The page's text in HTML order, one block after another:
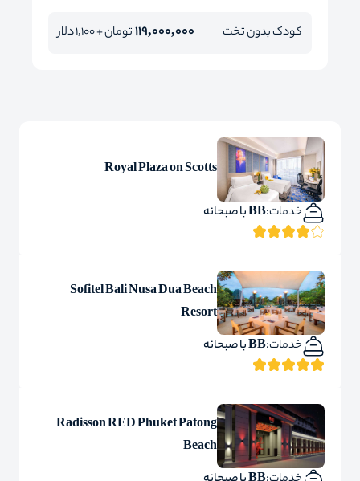
کودک بدون تخت 119,000,000تومان + 1,100 دلار
Royal Plaza on Scotts
خدمات:BB با صبحانه
Sofitel Bali Nusa Dua Beach
Resort
خدمات:BB با صبحانه
Radisson RED Phuket Patong
Beach